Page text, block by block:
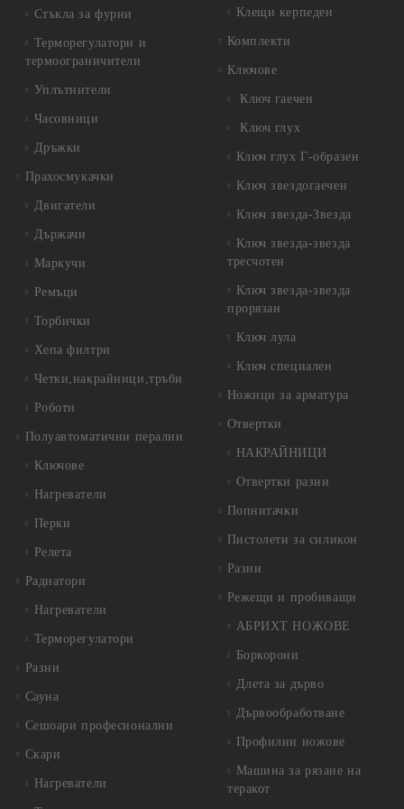
Стъкла за фурни
Терморегулатори и
термоограничители
Уплътнители
Часовници
Дръжки
Прахосмукачки
Двигатели
Държачи
Маркучи
Ремъци
Торбички
Хепа филтри
Четки,накрайници,тръби
Роботи
Полуавтоматични перални
Ключове
Нагреватели
Перки
Релета
Радиатори
Нагреватели
Терморегулатори
Разни
Сауна
Сешоари професионални
Скари
Нагреватели
Клещи керпеден
Комплекти
Ключове
Ключ гаечен
Ключ глух
Ключ глух Г-образен
Ключ звездогаечен
Ключ звезда-Звезда
Ключ звезда-звезда
тресчотен
Ключ звезда-звезда
прорязан
Ключ лула
Ключ специален
Ножици за арматура
Отвертки
НАКРАЙНИЦИ
Отвертки разни
Попнитачки
Пистолети за силикон
Разни
Режещи и пробиващи
АБРИХТ НОЖОВЕ
Боркорони
Длета за дърво
Дървообработване
Профилни ножове
Машина за рязане на
теракот